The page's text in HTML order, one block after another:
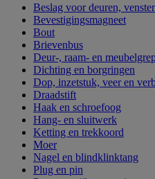
Beslag voor deuren,
Bevestigingsmagneet
Bout
Brievenbus
Deur-, raam- en
Dichting en borgringen
Dop, inzetstuk, veer en
Draadstift
Haak en schroefoog
Hang- en sluitwerk
Ketting en trekkoord
Moer
Nagel en blindklinktang
Plug en pin